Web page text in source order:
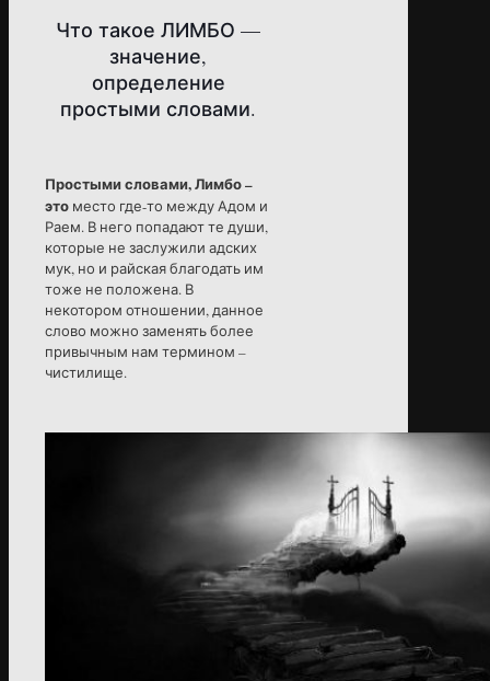
Что такое ЛИМБО —
значение,
определение
простыми словами.
Простыми словами, Лимбо –
это место где-то между Адом и
Раем. В него попадают те души,
которые не заслужили адских
мук, но и райская благодать им
тоже не положена. В
некотором отношении, данное
слово можно заменять более
привычным нам термином –
чистилище.